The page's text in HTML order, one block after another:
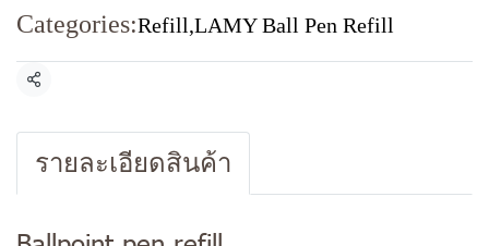
Categories:Refill,LAMY Ball Pen Refill
Share
รายละเอียดสินค้า